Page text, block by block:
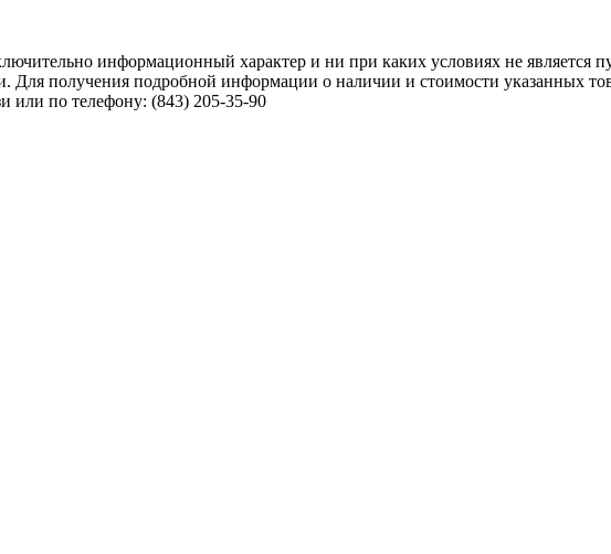
информационный характер и ни при каких условиях не является
Для получения подробной информации о наличии и стоимости указанных
или по телефону: (843) 205-35-90